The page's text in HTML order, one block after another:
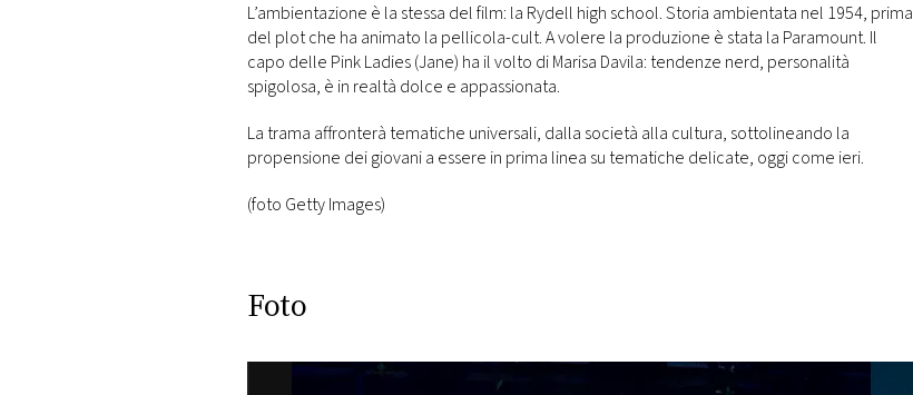
L’ambientazione è la stessa del film: la Rydell high school. Storia ambientata nel 1954, prima
del plot che ha animato la pellicola-cult. A volere la produzione è stata la Paramount. Il
capo delle Pink Ladies (Jane) ha il volto di Marisa Davila: tendenze nerd, personalità
spigolosa, è in realtà dolce e appassionata.
La trama affronterà tematiche universali, dalla società alla cultura, sottolineando la
propensione dei giovani a essere in prima linea su tematiche delicate, oggi come ieri.
(foto Getty Images)
Foto